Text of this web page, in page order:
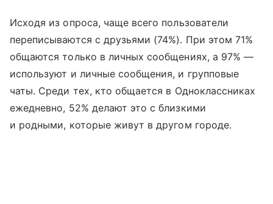
Исходя из опроса, чаще всего пользователи
переписываются с друзьями (74%). При этом 71%
общаются только в личных сообщениях, а 97% —
используют и личные сообщения, и групповые
чаты. Среди тех, кто общается в Одноклассниках
ежедневно, 52% делают это с близкими
и родными, которые живут в другом городе.